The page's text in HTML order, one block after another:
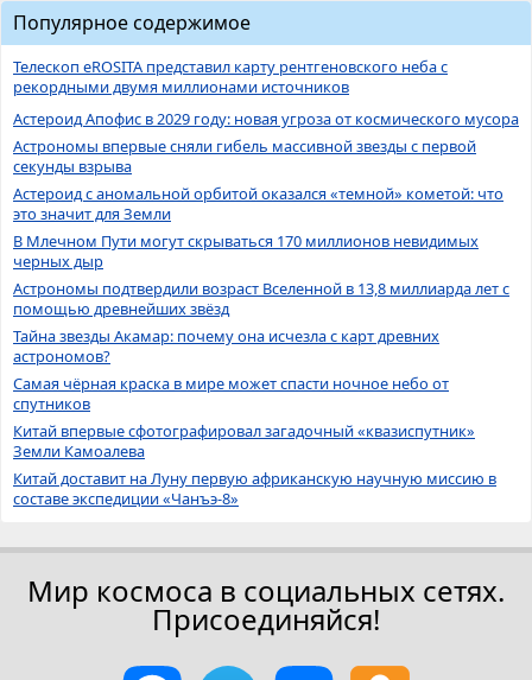
Популярное содержимое
Телескоп eROSITA представил карту рентгеновского неба с
рекордными двумя миллионами источников
Астероид Апофис в 2029 году: новая угроза от космического мусора
Астрономы впервые сняли гибель массивной звезды с первой
секунды взрыва
Астероид с аномальной орбитой оказался «темной» кометой: что
это значит для Земли
В Млечном Пути могут скрываться 170 миллионов невидимых
черных дыр
Астрономы подтвердили возраст Вселенной в 13,8 миллиарда лет с
помощью древнейших звёзд
Тайна звезды Акамар: почему она исчезла с карт древних
астрономов?
Самая чёрная краска в мире может спасти ночное небо от
спутников
Китай впервые сфотографировал загадочный «квазиспутник»
Земли Камоалева
Китай доставит на Луну первую африканскую научную миссию в
составе экспедиции «Чанъэ-8»
Мир космоса в социальных сетях.
Присоединяйся!